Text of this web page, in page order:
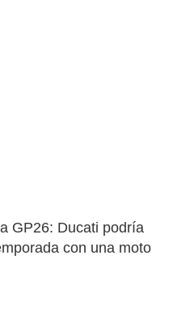
GP26: Ducati podría
con una moto